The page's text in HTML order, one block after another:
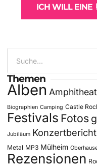
ICH WILL EINE
Themen
Alben
Biographien Camping Castle
Festivals Fotos
Jubiläum
Metal MP3 Mülheim
Rezensionen